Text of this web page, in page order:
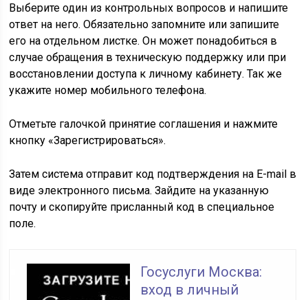
Выберите один из контрольных вопросов и напишите
ответ на него. Обязательно запомните или запишите
его на отдельном листке. Он может понадобиться в
случае обращения в техническую поддержку или при
восстановлении доступа к личному кабинету. Так же
укажите номер мобильного телефона.
Отметьте галочкой принятие соглашения и нажмите
кнопку «Зарегистрироваться».
Затем система отправит код подтверждения на E-mail в
виде электронного письма. Зайдите на указанную
почту и скопируйте присланный код в специальное
поле.
Госуслуги Москва:
вход в личный